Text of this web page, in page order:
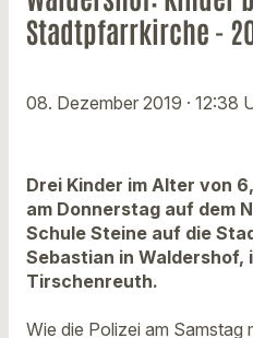
Stadtpfarrkirche -
08. Dezember 2019 · 12:38
Drei Kinder im Alter von
am Donnerstag auf dem
Schule Steine auf die
Sebastian in Waldershof,
Tirschenreuth.
Wie die Polizei am Samstag